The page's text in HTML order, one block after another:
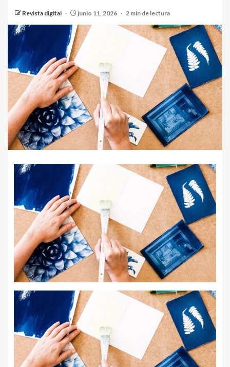
Revista digital junio 11, 2026 2 min de lectura